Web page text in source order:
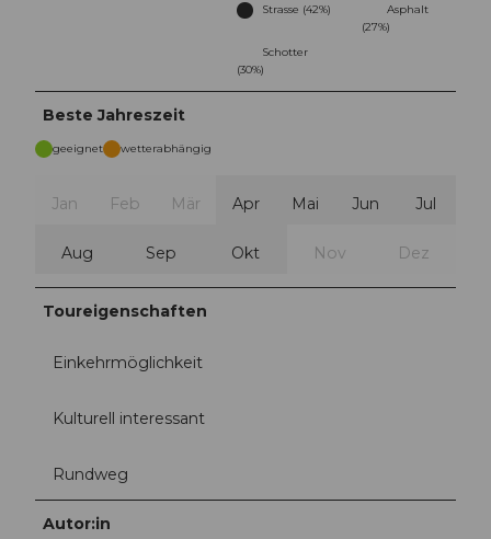
Strasse (42%)
Asphalt
(27%)
Schotter
(30%)
Beste Jahreszeit
geeignet wetterabhängig
Jan Feb Mär Apr Mai Jun Jul
Aug Sep Okt Nov Dez
Toureigenschaften
Einkehrmöglichkeit
Kulturell interessant
Rundweg
Autor:in